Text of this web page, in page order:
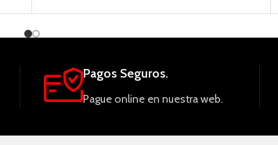
Pagos Seguros.
Pague online en nuestra web.